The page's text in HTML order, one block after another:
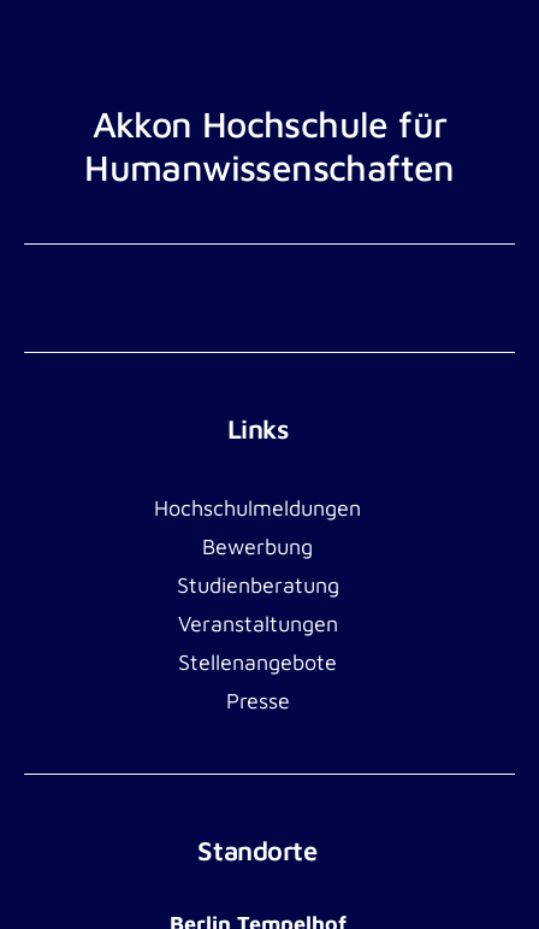
Akkon Hochschule für
Humanwissenschaften
Links
Hochschulmeldungen
Bewerbung
Studienberatung
Veranstaltungen
Stellenangebote
Presse
Standorte
Berlin Tempelhof